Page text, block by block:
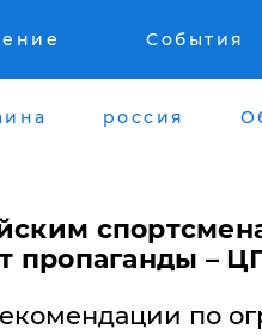
События
россия
пропаганды –
по